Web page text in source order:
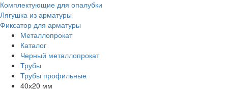
Комплектующие для опалубки
Лягушка из арматуры
Фиксатор для арматуры
Металлопрокат
Каталог
Черный металлопрокат
Трубы
Трубы профильные
40х20 мм